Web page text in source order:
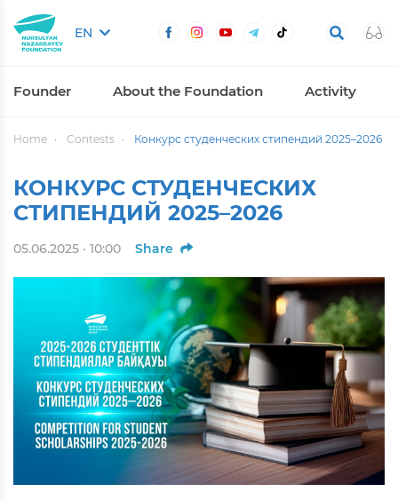
EN
Founder About the Foundation Activity
Home Contests Конкурс студенческих стипендий 2025–2026
КОНКУРС СТУДЕНЧЕСКИХ
СТИПЕНДИЙ 2025–2026
05.06.2025 · 10:00 Share